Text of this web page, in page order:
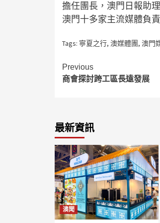
擔任團長，澳門日報助
澳門十多家主流媒體負
Tags: 寧夏之行, 澳媒體團, 澳門
Continue
Reading
Previous
商會探討跨工區長遠發展
最新資訊
澳聞